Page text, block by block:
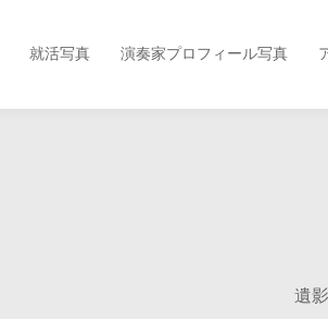
就活写真 演奏家プロフィール写真
遺